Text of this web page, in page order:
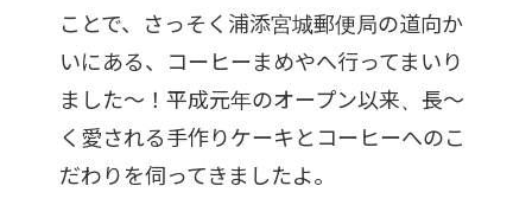
ことで、さっそく浦添宮城郵便局の道向か
いにある、コーヒーまめやへ行ってまいり
ました～！平成元年のオープン以来、長～
く愛される手作りケーキとコーヒーへのこ
だわりを伺ってきましたよ。